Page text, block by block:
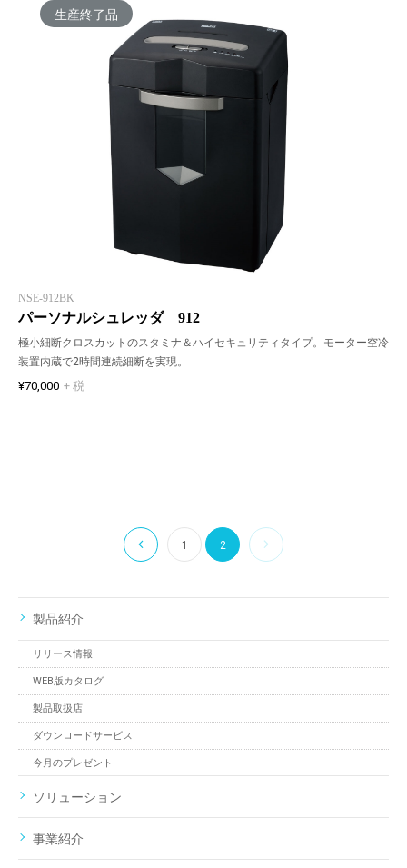
生産終了品
NSE-912BK
パーソナルシュレッダ 912
極小細断クロスカットのスタミナ＆ハイセキュリティタイプ。モーター空冷
装置内蔵で2時間連続細断を実現。
¥70,000 + 税
1 2
製品紹介
リリース情報
WEB版カタログ
製品取扱店
ダウンロードサービス
今月のプレゼント
ソリューション
事業紹介